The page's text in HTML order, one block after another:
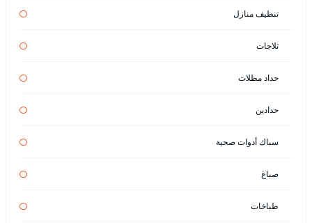
تنظيف منازل
ثلاجات
حداد مظلات
حدادين
سباك أدوات صحية
صباغ
طباخات